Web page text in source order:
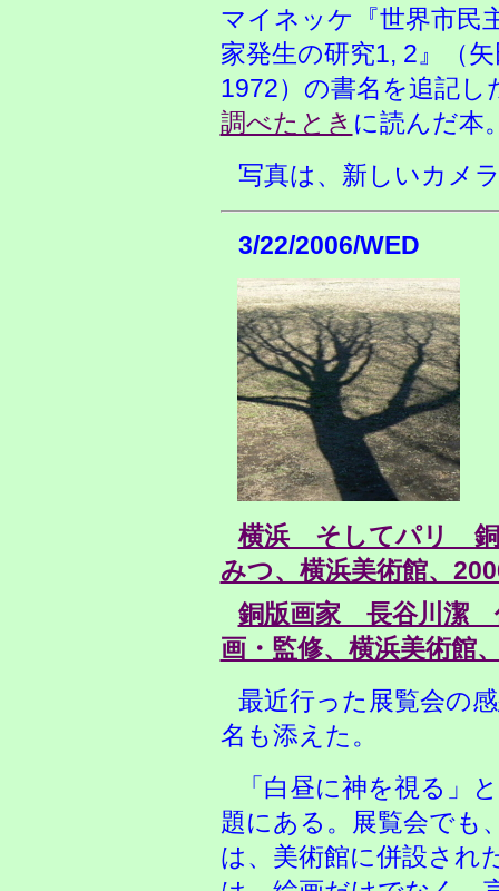
マイネッケ『世界市民
家発生の研究1, 2』（
1972）の書名を追記し
調べたとき に読んだ本
写真は、新しいカメ
3/22/2006/WED
横浜 そしてパリ
みつ、横浜美術館、
銅版画家 長谷川潔
画・監修、横浜美術館
最近行った展覧会の
名も添えた。
「白昼に神を視る」
題にある。展覧会でも
は、美術館に併設され